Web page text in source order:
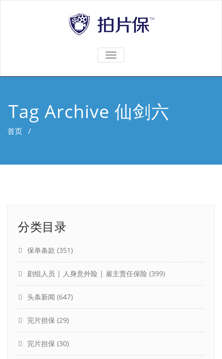
TOGGLE
Tag Archive 仙剑六
首页 /
分类目录
保单条款 (351)
剧组人员 | 人身意外险 | 雇主责任保险 (399)
头条新闻 (647)
完片担保 (29)
完片担保 (30)